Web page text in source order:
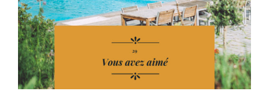
CONTACT
CGV